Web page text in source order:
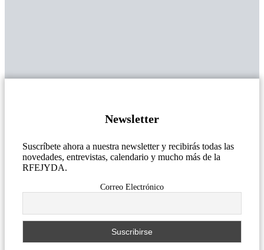
Newsletter
Suscríbete ahora a nuestra newsletter y recibirás todas las
novedades, entrevistas, calendario y mucho más de la
RFEJYDA.
Correo Electrónico